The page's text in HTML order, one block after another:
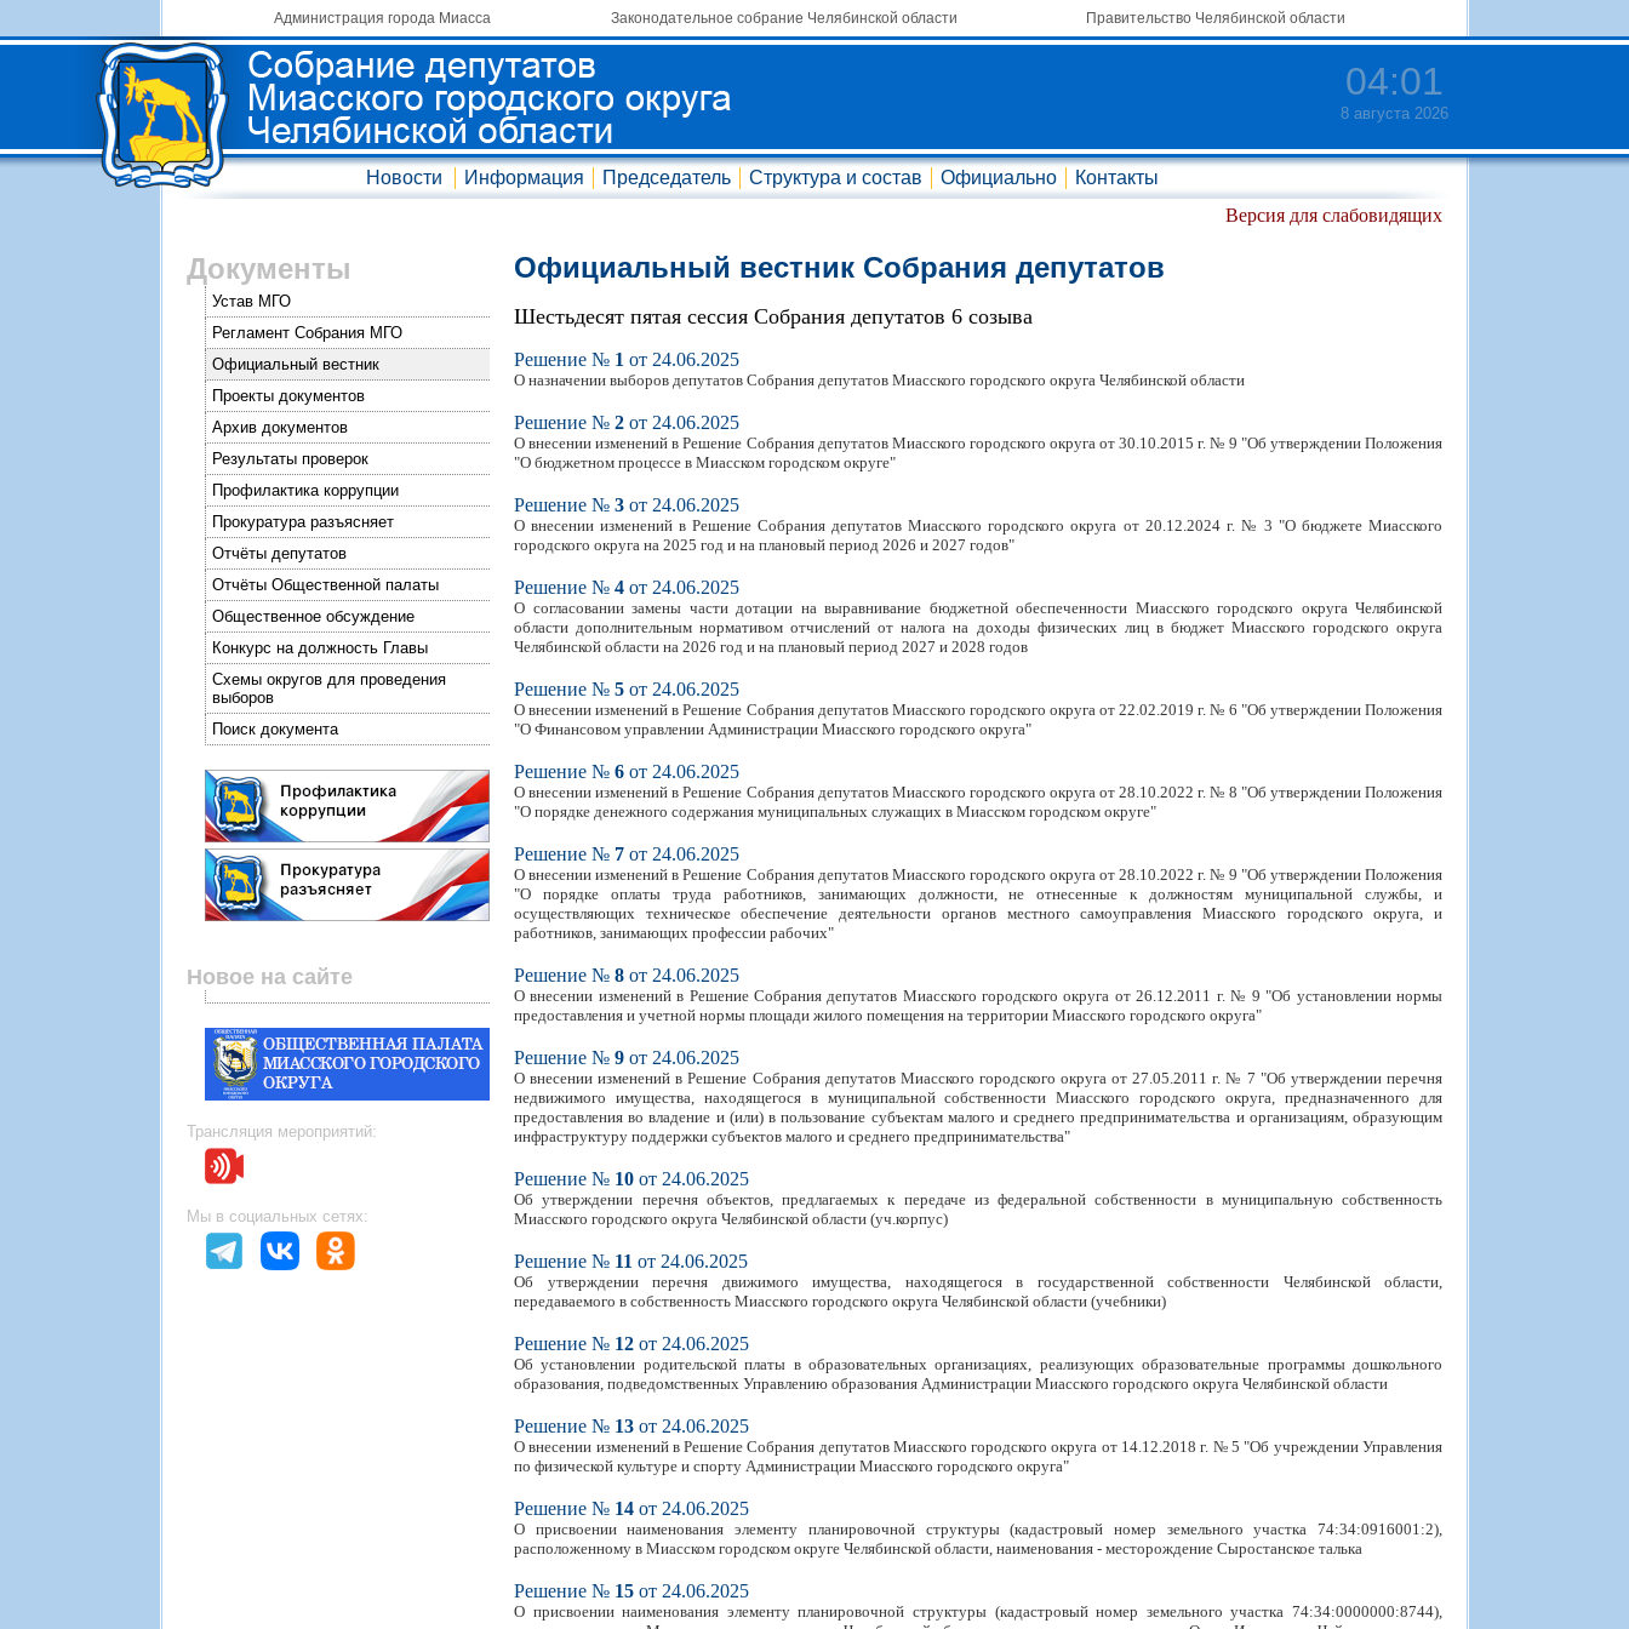
Администрация города Миасса Законодательное собрание Челябинской области Правительство Челябинской области
04:01
8 августа 2026
Новости Информация Председатель Структура и состав Официально
Контакты
Версия для слабовидящих
Документы
Устав МГО
Регламент Собрания МГО
Официальный вестник
Проекты документов
Архив документов
Результаты проверок
Профилактика коррупции
Прокуратура разъясняет
Отчёты депутатов
Отчёты Общественной палаты
Общественное обсуждение
Конкурс на должность Главы
Схемы округов для проведения
выборов
Поиск документа
Новое на сайте
Трансляция мероприятий:
Мы в социальных сетях:
Официальный вестник Собрания депутатов
Шестьдесят пятая сессия Собрания депутатов 6 созыва
Решение № 1 от 24.06.2025
О назначении выборов депутатов Собрания депутатов Миасского городского округа Челябинской области
Решение № 2 от 24.06.2025
О внесении изменений в Решение Собрания депутатов Миасского городского округа от 30.10.2015 г. № 9 "Об утверждении Положения
"О бюджетном процессе в Миасском городском округе"
Решение № 3 от 24.06.2025
О внесении изменений в Решение Собрания депутатов Миасского городского округа от 20.12.2024 г. № 3 "О бюджете Миасского
городского округа на 2025 год и на плановый период 2026 и 2027 годов"
Решение № 4 от 24.06.2025
О согласовании замены части дотации на выравнивание бюджетной обеспеченности Миасского городского округа Челябинской
области дополнительным нормативом отчислений от налога на доходы физических лиц в бюджет Миасского городского округа
Челябинской области на 2026 год и на плановый период 2027 и 2028 годов
Решение № 5 от 24.06.2025
О внесении изменений в Решение Собрания депутатов Миасского городского округа от 22.02.2019 г. № 6 "Об утверждении Положения
"О Финансовом управлении Администрации Миасского городского округа"
Решение № 6 от 24.06.2025
О внесении изменений в Решение Собрания депутатов Миасского городского округа от 28.10.2022 г. № 8 "Об утверждении Положения
"О порядке денежного содержания муниципальных служащих в Миасском городском округе"
Решение № 7 от 24.06.2025
О внесении изменений в Решение Собрания депутатов Миасского городского округа от 28.10.2022 г. № 9 "Об утверждении Положения
"О порядке оплаты труда работников, занимающих должности, не отнесенные к должностям муниципальной службы, и
осуществляющих техническое обеспечение деятельности органов местного самоуправления Миасского городского округа, и
работников, занимающих профессии рабочих"
Решение № 8 от 24.06.2025
О внесении изменений в Решение Собрания депутатов Миасского городского округа от 26.12.2011 г. № 9 "Об установлении нормы
предоставления и учетной нормы площади жилого помещения на территории Миасского городского округа"
Решение № 9 от 24.06.2025
О внесении изменений в Решение Собрания депутатов Миасского городского округа от 27.05.2011 г. № 7 "Об утверждении перечня
недвижимого имущества, находящегося в муниципальной собственности Миасского городского округа, предназначенного для
предоставления во владение и (или) в пользование субъектам малого и среднего предпринимательства и организациям, образующим
инфраструктуру поддержки субъектов малого и среднего предпринимательства"
Решение № 10 от 24.06.2025
Об утверждении перечня объектов, предлагаемых к передаче из федеральной собственности в муниципальную собственность
Миасского городского округа Челябинской области (уч.корпус)
Решение № 11 от 24.06.2025
Об утверждении перечня движимого имущества, находящегося в государственной собственности Челябинской области,
передаваемого в собственность Миасского городского округа Челябинской области (учебники)
Решение № 12 от 24.06.2025
Об установлении родительской платы в образовательных организациях, реализующих образовательные программы дошкольного
образования, подведомственных Управлению образования Администрации Миасского городского округа Челябинской области
Решение № 13 от 24.06.2025
О внесении изменений в Решение Собрания депутатов Миасского городского округа от 14.12.2018 г. № 5 "Об учреждении Управления
по физической культуре и спорту Администрации Миасского городского округа"
Решение № 14 от 24.06.2025
О присвоении наименования элементу планировочной структуры (кадастровый номер земельного участка 74:34:0916001:2),
расположенному в Миасском городском округе Челябинской области, наименования - месторождение Сыростанское талька
Решение № 15 от 24.06.2025
О присвоении наименования элементу планировочной структуры (кадастровый номер земельного участка 74:34:0000000:8744),